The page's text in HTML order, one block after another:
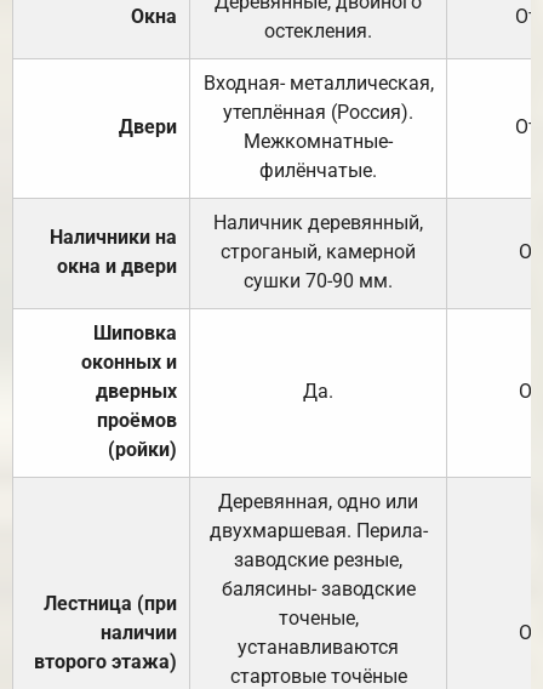
Окна
остекления.
Двери
Входная- металлическая,
утеплённая (Россия).
Межкомнатные-
филёнчатые.
Наличники на
окна и двери
Наличник деревянный,
строганый, камерной
сушки 70-90 мм.
Шиповка
оконных и
дверных
проёмов
(ройки)
Да.
Лестница (при
наличии
второго этажа)
Деревянная, одно или
двухмаршевая. Перила-
заводские резные,
балясины- заводские
точеные,
устанавливаются
стартовые точёные